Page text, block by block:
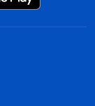
พระคัมภีร์ได้
ป็นพระวจนะ
ของมนุษย์